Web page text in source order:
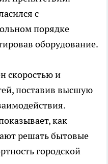
с
порядке
оборудование.
скоростью и
поставив высшую
как
решать бытовые
городской